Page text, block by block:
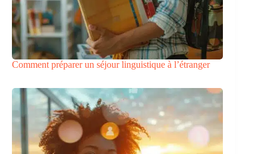
Comment préparer un séjour linguistique à l’étranger